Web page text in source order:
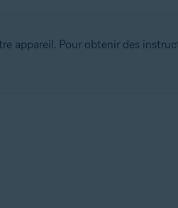
appareil. Pour obtenir des